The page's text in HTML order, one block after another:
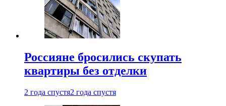
Россияне бросились скупать
квартиры без отделки
2 года спустя2 года спустя